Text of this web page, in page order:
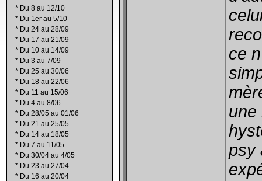
* Du 8 au 12/10
* Du 1er au 5/10
* Du 24 au 28/09
* Du 17 au 21/09
* Du 10 au 14/09
* Du 3 au 7/09
* Du 25 au 30/06
* Du 18 au 22/06
* Du 11 au 15/06
* Du 4 au 8/06
* Du 28/05 au 01/06
* Du 21 au 25/05
* Du 14 au 18/05
* Du 7 au 11/05
* Du 30/04 au 4/05
* Du 23 au 27/04
* Du 16 au 20/04
ce
une
psy